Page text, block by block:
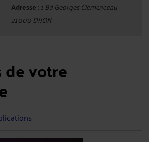
Adresse :1 Bd Georges Clemenceau
21000 DIJON
de votre